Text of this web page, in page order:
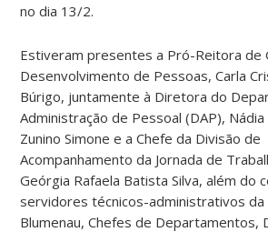
no dia 13/2.
Estiveram presentes a Pró-Reitora de
Desenvolvimento de Pessoas, Carla
Búrigo, juntamente à Diretora do
Administração de Pessoal (DAP), Nádia
Zunino Simone e a Chefe da Divisão de
Acompanhamento da Jornada de
Geórgia Rafaela Batista Silva, além do
servidores técnicos-administrativos da
Blumenau, Chefes de Departamentos,